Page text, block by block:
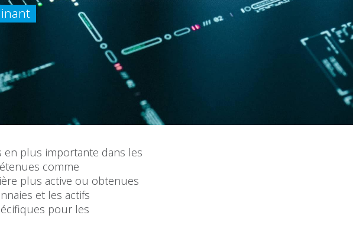
plus importante dans les
comme
plus active ou obtenues
et les actifs
pour les